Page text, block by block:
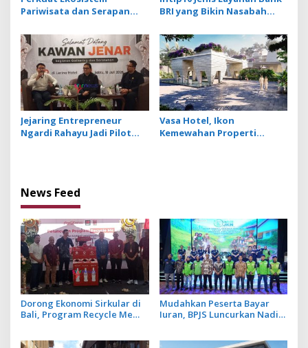
Pariwisata dan Serapan
Grand Outlet Bali Resmi
Dibuka di KEK Kura Kura
BRI yang Bikin Nasabah
Jejaring Entrepreneur
Ngardi Rahayu Jadi Pilot
Vasa Hotel, Ikon
Kemewahan Properti
News Feed
Dorong Ekonomi Sirkular di
Bali, Program Recycle Me
Mudahkan Peserta Bayar
Iuran, BPJS Luncurkan Nadi